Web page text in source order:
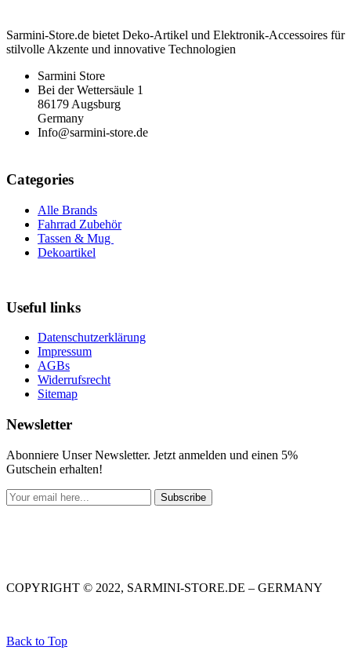
Sarmini-Store.de bietet Deko-Artikel und Elektronik-Accessoires für
stilvolle Akzente und innovative Technologien
Sarmini Store
Bei der Wettersäule 1
86179 Augsburg
Germany
Info@sarmini-store.de
Categories
Alle Brands
Fahrrad Zubehör
Tassen & Mug
Dekoartikel
Useful links
Datenschutzerklärung
Impressum
AGBs
Widerrufsrecht
Sitemap
Newsletter
Abonniere Unser Newsletter. Jetzt anmelden und einen 5%
Gutschein erhalten!
Subscribe
COPYRIGHT © 2022, SARMINI-STORE.DE – GERMANY
Back to Top